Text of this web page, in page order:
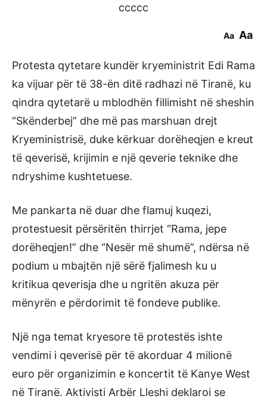
ccccc
Aa Aa
Protesta qytetare kundër kryeministrit Edi Rama
ka vijuar për të 38-ën ditë radhazi në Tiranë, ku
qindra qytetarë u mblodhën fillimisht në sheshin
“Skënderbej” dhe më pas marshuan drejt
Kryeministrisë, duke kërkuar dorëheqjen e kreut
të qeverisë, krijimin e një qeverie teknike dhe
ndryshime kushtetuese.
Me pankarta në duar dhe flamuj kuqezi,
protestuesit përsëritën thirrjet “Rama, jepe
dorëheqjen!” dhe “Nesër më shumë”, ndërsa në
podium u mbajtën një sërë fjalimesh ku u
kritikua qeverisja dhe u ngritën akuza për
mënyrën e përdorimit të fondeve publike.
Një nga temat kryesore të protestës ishte
vendimi i qeverisë për të akorduar 4 milionë
euro për organizimin e koncertit të Kanye West
në Tiranë. Aktivisti Arbër Lleshi deklaroi se